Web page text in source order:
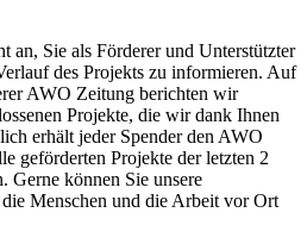
an, Sie als Förderer und Unterstützter
des Projekts zu informieren. Auf
AWO Zeitung berichten wir
Projekte, die wir dank Ihnen
erhält jeder Spender den AWO
geförderten Projekte der letzten 2
Gerne können Sie unsere
Menschen und die Arbeit vor Ort